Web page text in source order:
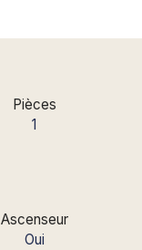
Pièces
1
Ascenseur
Oui